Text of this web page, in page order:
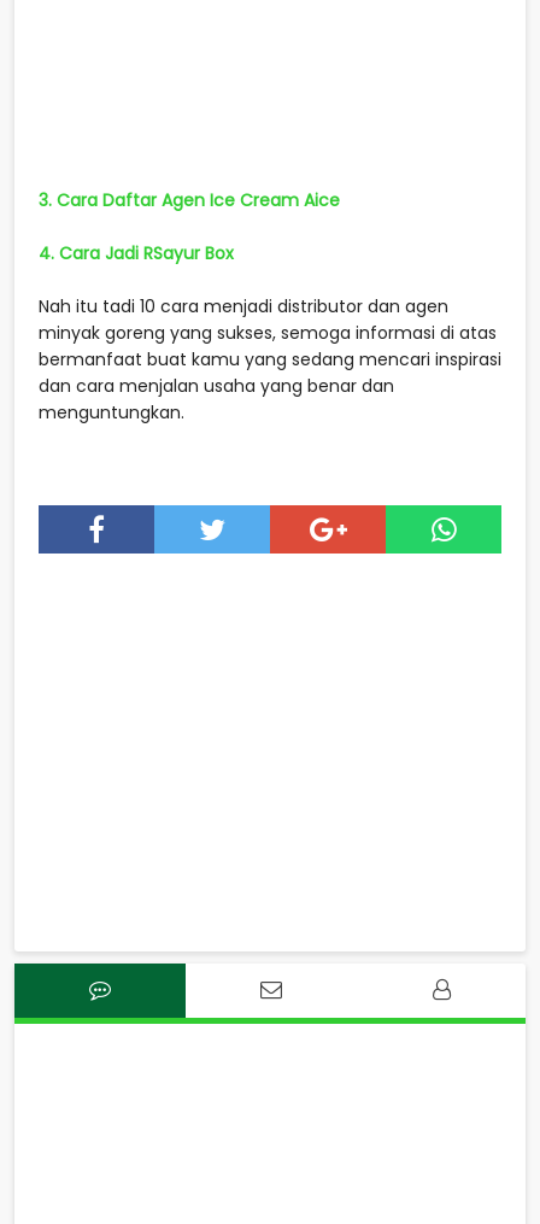
3. Cara Daftar Agen Ice Cream Aice
4. Cara Jadi RSayur Box
Nah itu tadi 10 cara menjadi distributor dan agen
minyak goreng yang sukses, semoga informasi di atas
bermanfaat buat kamu yang sedang mencari inspirasi
dan cara menjalan usaha yang benar dan
menguntungkan.